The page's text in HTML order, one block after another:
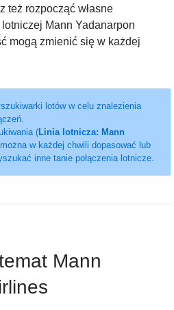
też rozpocząć własne
Mann Yadanarpon
mogą zmienić się w każdej
lotów w celu znalezienia
(Linia lotnicza: Mann
w każdej chwili dopasować lub
inne tanie połączenia lotnicze.
Mann